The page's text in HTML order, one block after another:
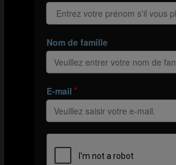
Activité 3 : les joueurs sont divisés en deux
quatre et doivent partir en dribble autour des
cadre d’une course de relais, avant d’envoyer
la coupelle rouge dans un délai de 60 secondes.